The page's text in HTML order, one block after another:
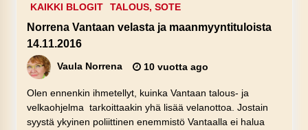
KAIKKI BLOGIT TALOUS, SOTE
Norrena Vantaan velasta ja maanmyyntituloista
14.11.2016
Vaula Norrena 10 vuotta ago
Olen ennenkin ihmetellyt, kuinka Vantaan talous- ja
velkaohjelma tarkoittaakin yhä lisää velanottoa. Jostain
syystä ykyinen poliittinen enemmistö Vantaalla ei halua